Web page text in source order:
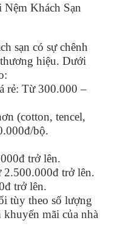
Khách Sạn
sạn có sự chênh
hiệu. Dưới
rẻ: Từ 300.000 –
(cotton, tencel,
bộ.
trở lên.
2.500.000đ trở lên.
trở lên.
tùy theo số lượng
mãi của nhà